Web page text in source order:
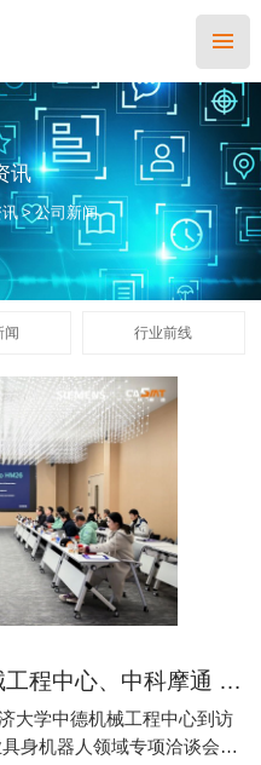
讯
> 公司新闻
闻 行业前线
西门子、同济大学中德机械工程中心、中科摩通 2026工业具身机器人产业交流会
大学中德机械工程中心到访
身机器人领域专项洽谈会。